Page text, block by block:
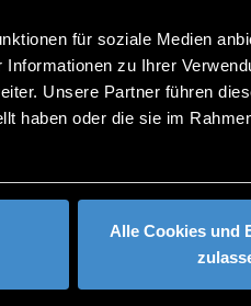
für soziale Medien
zu Ihrer
Unsere Partner führen
haben oder die sie im
Alle Cookies und